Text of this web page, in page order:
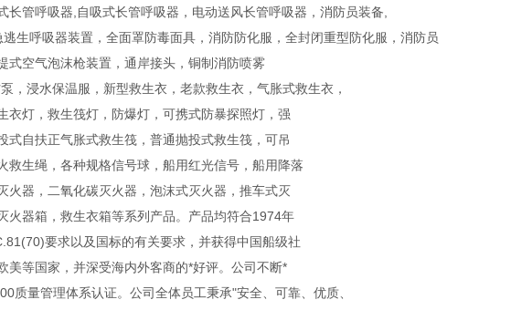
管呼吸器,自吸式长管呼吸器，电动送风长管呼吸器，消防员装备,
生呼吸器装置，全面罩防毒面具，消防防化服，全封闭重型防化服，消防员
式空气泡沫枪装置，通岸接头，铜制消防喷雾
，浸水保温服，新型救生衣，老款救生衣，气胀式救生衣，
灯，救生筏灯，防爆灯，可携式防暴探照灯，强
自扶正气胀式救生筏，普通抛投式救生筏，可吊
生绳，各种规格信号球，船用红光信号，船用降落
火器，二氧化碳灭火器，泡沫式灭火器，推车式灭
火器箱，救生衣箱等系列产品。产品均符合1974年
要求以及国标的有关要求，并获得中国船级社
等国家，并深受海内外客商的*好评。公司不断*
质量管理体系认证。公司全体员工秉承"安全、可靠、优质、